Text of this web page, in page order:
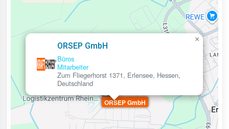
ORSEP GmbH
ORSEP GmbH
Büros
Mitarbeiter
Zum Fliegerhorst 1371, Erlensee, Hessen,
Deutschland
×